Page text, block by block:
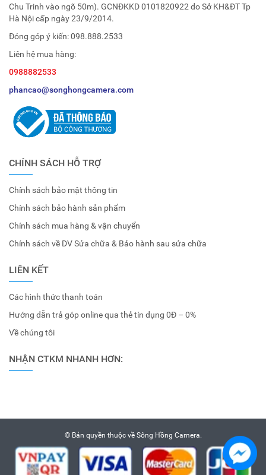
Chu Trinh vào ngõ 50m). GCNĐKKD 0101820922 do Sở KH&ĐT Tp
Hà Nội cấp ngày 23/9/2014.
Đóng góp ý kiến:098.888.2533
Liên hệ mua hàng:
0988882533
phancao@songhongcamera.com
CHÍNH SÁCH HỖ TRỢ
Chính sách bảo mật thông tin
Chính sách bảo hành sản phẩm
Chính sách mua hàng & vận chuyển
Chính sách về DV Sửa chữa & Bảo hành sau sửa chữa
LIÊN KẾT
Các hình thức thanh toán
Hướng dẫn trả góp online qua thẻ tín dụng 0Đ – 0%
Về chúng tôi
NHẬN CTKM NHANH HƠN:
© Bản quyền thuộc về Sông Hồng Camera.